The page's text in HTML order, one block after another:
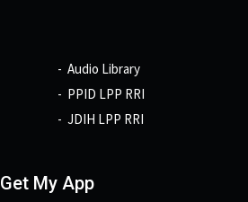
Audio Library
PPID LPP RRI
JDIH LPP RRI
Get My App